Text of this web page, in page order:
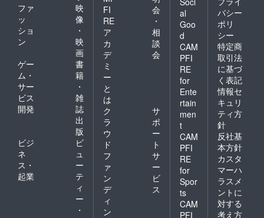
ファ
ッ
ショ
ン
映
像
・
映
画
ゲー
ム・
サー
ビス
開発
書
籍
・
雑
誌
出
版
ビジ
ネ
ス・
起業
ビ
ュ
ー
テ
ィ
ー
・
FI
RE
ア
カ
デ
ミ
ー
と
は
会
・
相
談
会
ク
ラ
ウ
ド
フ
ァ
ン
デ
ィ
ン
サ
ポ
ー
ト
サ
ー
ビ
ス
al
Goo
d
CAM
PFI
RE
for
Ente
rtain
men
t
CAM
PFI
RE
for
Spor
ts
CAM
PFI
バシー
ポリ
シー
特定商
取引法
に基づ
く表記
情報セ
キュリ
ティ方
針
反社基
本方針
カスタ
マーハ
ラスメ
ントに
対する
考え方